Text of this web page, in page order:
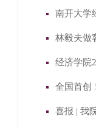
南开大学
林毅夫做
经济学院
全国首创
喜报 | 我